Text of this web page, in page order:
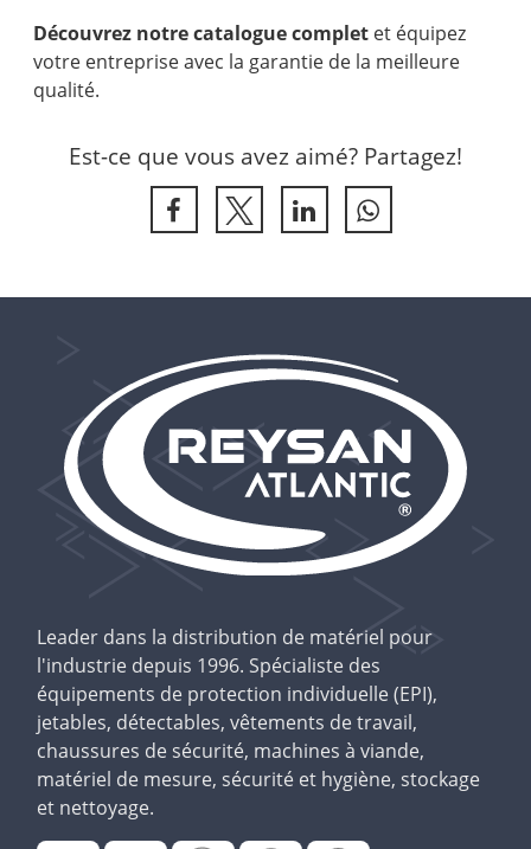
Découvrez notre catalogue complet et équipez
votre entreprise avec la garantie de la meilleure
qualité.
Est-ce que vous avez aimé? Partagez!
Leader dans la distribution de matériel pour
l'industrie depuis 1996. Spécialiste des
équipements de protection individuelle (EPI),
jetables, détectables, vêtements de travail,
chaussures de sécurité, machines à viande,
matériel de mesure, sécurité et hygiène, stockage
et nettoyage.